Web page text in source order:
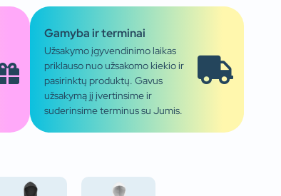
Gamyba ir terminai
Užsakymo įgyvendinimo laikas
priklauso nuo užsakomo kiekio ir
pasirinktų produktų. Gavus
užsakymą jį įvertinsime ir
suderinsime terminus su Jumis.